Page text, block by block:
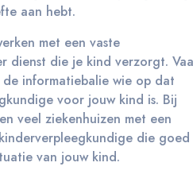
aan hebt.
met een vaste
dienst die je kind verzorgt.
informatiebalie wie op dat
voor jouw kind is. Bij
veel ziekenhuizen met een
die goed
van jouw kind.